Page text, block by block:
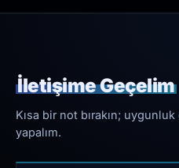
İletişime Geçelim
Kısa bir not bırakın;
yapalım.